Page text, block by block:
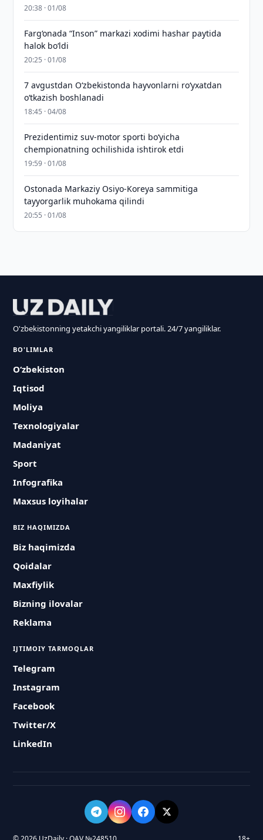
20:38 · 01/08
Farg‘onada “Inson” markazi xodimi hashar paytida
halok bo‘ldi
20:25 · 01/08
7 avgustdan O‘zbekistonda hayvonlarni ro‘yxatdan
o‘tkazish boshlanadi
18:45 · 04/08
Prezidentimiz suv-motor sporti bo‘yicha
chempionatning ochilishida ishtirok etdi
19:59 · 01/08
Ostonada Markaziy Osiyo-Koreya sammitiga
tayyorgarlik muhokama qilindi
20:55 · 01/08
O'zbekistonning yetakchi yangiliklar portali. 24/7 yangiliklar.
BO'LIMLAR
O‘zbekiston
Iqtisod
Moliya
Texnologiyalar
Madaniyat
Sport
Infografika
Maxsus loyihalar
BIZ HAQIMIZDA
Biz haqimizda
Qoidalar
Maxfiylik
Bizning ilovalar
Reklama
IJTIMOIY TARMOQLAR
Telegram
Instagram
Facebook
Twitter/X
LinkedIn